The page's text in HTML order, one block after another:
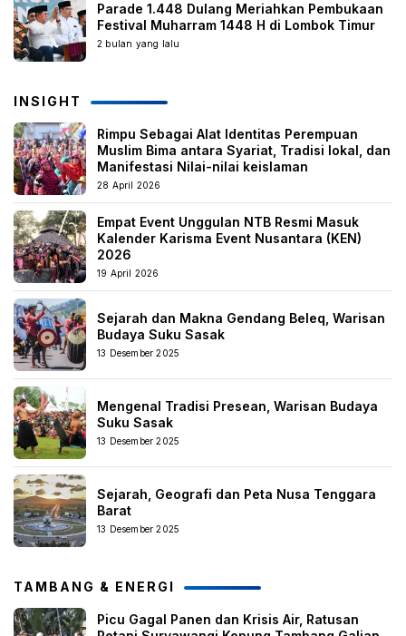
Parade 1.448 Dulang Meriahkan Pembukaan
Festival Muharram 1448 H di Lombok Timur
2 bulan yang lalu
INSIGHT
Rimpu Sebagai Alat Identitas Perempuan
Muslim Bima antara Syariat, Tradisi lokal, dan
Manifestasi Nilai-nilai keislaman
28 April 2026
Empat Event Unggulan NTB Resmi Masuk
Kalender Karisma Event Nusantara (KEN)
2026
19 April 2026
Sejarah dan Makna Gendang Beleq, Warisan
Budaya Suku Sasak
13 Desember 2025
Mengenal Tradisi Presean, Warisan Budaya
Suku Sasak
13 Desember 2025
Sejarah, Geografi dan Peta Nusa Tenggara
Barat
13 Desember 2025
TAMBANG & ENERGI
Picu Gagal Panen dan Krisis Air, Ratusan